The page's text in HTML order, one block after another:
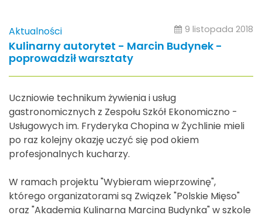
Aktualności 9 listopada 2018
Kulinarny autorytet - Marcin Budynek -
poprowadził warsztaty
Uczniowie technikum żywienia i usług
gastronomicznych z Zespołu Szkół Ekonomiczno -
Usługowych im. Fryderyka Chopina w Żychlinie mieli
po raz kolejny okazję uczyć się pod okiem
profesjonalnych kucharzy.
W ramach projektu "Wybieram wieprzowinę",
którego organizatorami są Związek "Polskie Mięso"
oraz "Akademia Kulinarna Marcina Budynka" w szkole